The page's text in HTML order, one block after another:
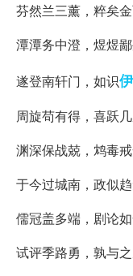
芬然兰三薰，粹矣金
潭潭务中澄，煜煜鄙
遂登南轩门，如识
周旋苟有得，喜跃几
渊深保战兢，鸩毒戒
于今过城南，政似趋
儒冠盖多端，剧论如
试评季路勇，孰与之